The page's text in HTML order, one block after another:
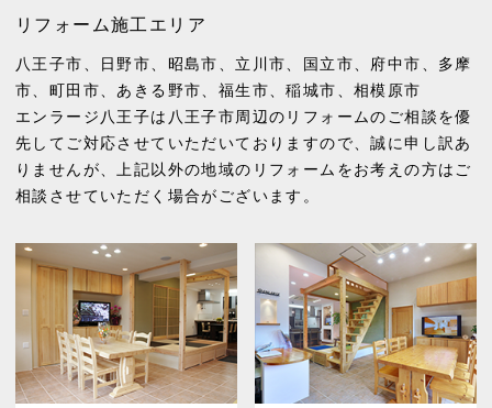
リフォーム施工エリア
八王子市、 日野市、 昭島市、 立川市、 国立市、 府中市、 多摩
市、 町田市、あきる野市、 福生市、稲城市、相模原市
エンラージ八王子は八王子市周辺のリフォームのご相談を優
先してご対応させていただいておりますので、誠に申し訳あ
りませんが、上記以外の地域のリフォームをお考えの方はご
相談させていただく場合がございます。